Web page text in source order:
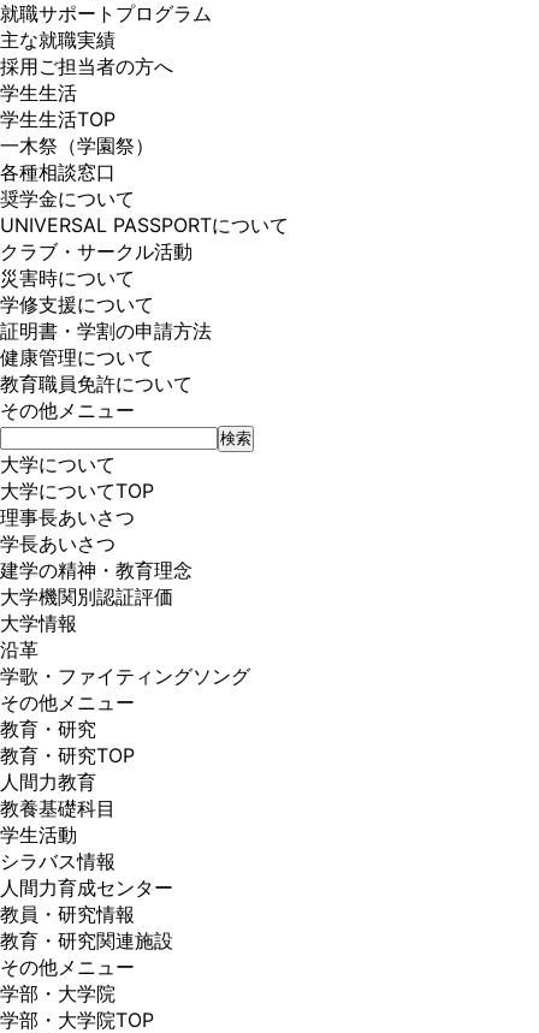
就職サポートプログラム
主な就職実績
採用ご担当者の方へ
学生生活
学生生活TOP
一木祭（学園祭）
各種相談窓口
奨学金について
UNIVERSAL PASSPORTについて
クラブ・サークル活動
災害時について
学修支援について
証明書・学割の申請方法
健康管理について
教育職員免許について
その他メニュー
大学について
大学についてTOP
理事長あいさつ
学長あいさつ
建学の精神・教育理念
大学機関別認証評価
大学情報
沿革
学歌・ファイティングソング
その他メニュー
教育・研究
教育・研究TOP
人間力教育
教養基礎科目
学生活動
シラバス情報
人間力育成センター
教員・研究情報
教育・研究関連施設
その他メニュー
学部・大学院
学部・大学院TOP